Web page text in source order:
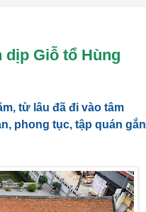
dịp Giỗ tổ Hùng
từ lâu đã đi vào tâm
phong tục, tập quán gắn